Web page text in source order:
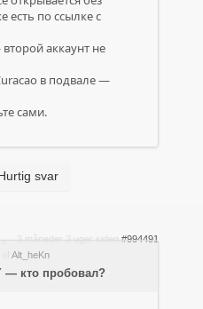
есть по ссылке с
аккаунт не
в подвале —
сами.
svar
3 måneder 3 uger siden #994491
Alt_heKn
— кто пробовал?